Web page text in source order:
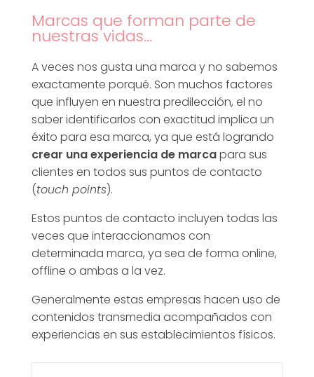
e
a
[
V
a
l
o
r
y
Marcas que forman parte de
nuestras vidas...
A veces nos gusta una marca y no sabemos
exactamente porqué. Son muchos factores
que influyen en nuestra predilección, el no
saber identificarlos con exactitud implica un
éxito para esa marca, ya que está logrando
crear una experiencia de marcapara sus
clientes en todos sus puntos de contacto
(touch points).
Estos puntos de contacto incluyen todas las
veces que interaccionamos con
determinada marca, ya sea de forma online,
offline o ambas a la vez.
Generalmente estas empresas hacen uso de
contenidos transmedia acompañados con
experiencias en sus establecimientos físicos.